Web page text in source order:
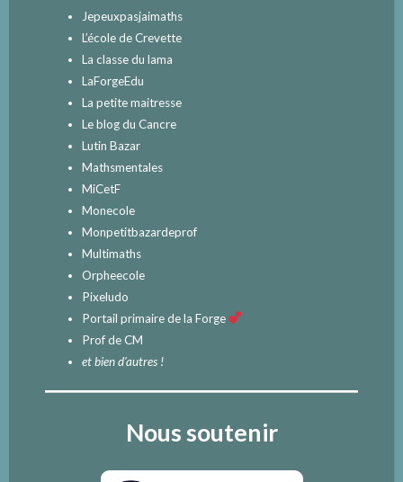
Jepeuxpasjaimaths
L’école de Crevette
La classe du lama
LaForgeEdu
La petite maitresse
Le blog du Cancre
Lutin Bazar
Mathsmentales
MiCetF
Monecole
Monpetitbazardeprof
Multimaths
Orpheecole
Pixeludo
Portail primaire de la Forge
Prof de CM
et bien d'autres !
Nous soutenir